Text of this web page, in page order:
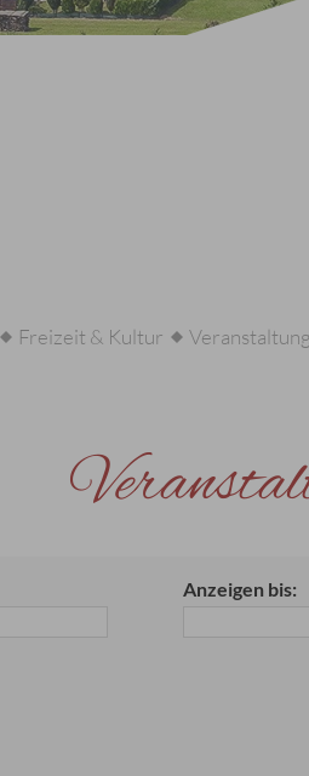
Freizeit & Kultur
Anzeigen bis: